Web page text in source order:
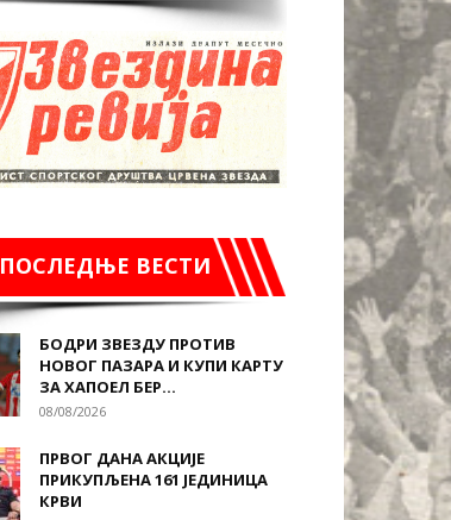
ПОСЛЕДЊЕ ВЕСТИ
БОДРИ ЗВЕЗДУ ПРОТИВ
НОВОГ ПАЗАРА И КУПИ КАРТУ
ЗА ХАПОЕЛ БЕР...
08/08/2026
ПРВОГ ДАНА АКЦИЈЕ
ПРИКУПЉЕНА 161 ЈЕДИНИЦА
КРВИ